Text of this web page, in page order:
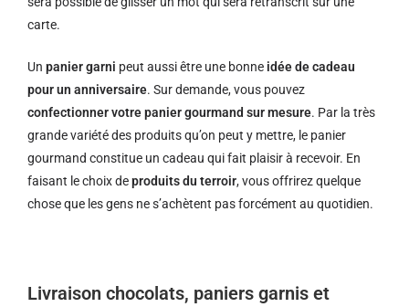
carte.
Un panier garni peut aussi être une bonne idée de cadeau
pour un anniversaire. Sur demande, vous pouvez
confectionner votre panier gourmand sur mesure. Par la très
grande variété des produits qu’on peut y mettre, le panier
gourmand constitue un cadeau qui fait plaisir à recevoir. En
faisant le choix deproduits du terroir, vous offrirez quelque
chose que les gens ne s’achètent pas forcément au quotidien.
Livraison chocolats, paniers garnis et